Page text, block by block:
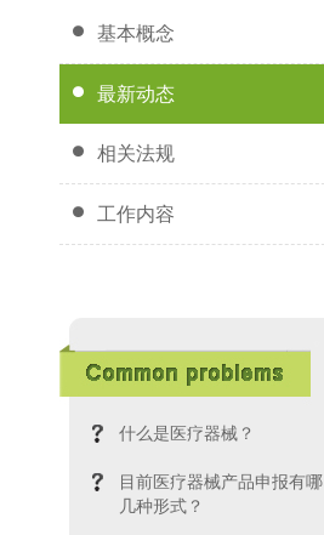
基本概念
最新动态
相关法规
工作内容
什么是医疗器械？
目前医疗器械产品申报有哪
几种形式？